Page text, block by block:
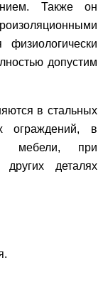
Также он
допустим
в стальных
ограждений, в
мебели, при
деталях